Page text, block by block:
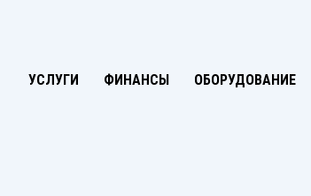
УСЛУГИ ФИНАНСЫ ОБОРУДОВАНИЕ